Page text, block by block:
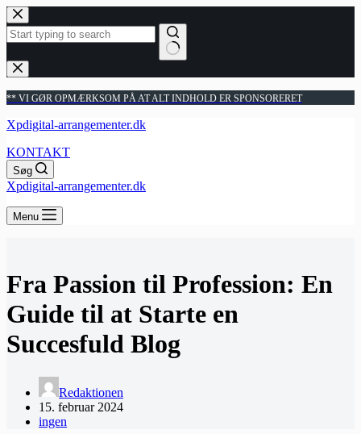
Fortsæt
til
indhold
Ingen
resultater
** VI GØR OPMÆRKSOM PÅ AT ALT INDHOLD ER SPONSORERET
Xpdigital-arrangementer.dk
KONTAKT
Søg
Xpdigital-arrangementer.dk
Menu
Fra Passion til Profession: En
Guide til at Starte en
Succesfuld Blog
Redaktionen
15. februar 2024
ingen